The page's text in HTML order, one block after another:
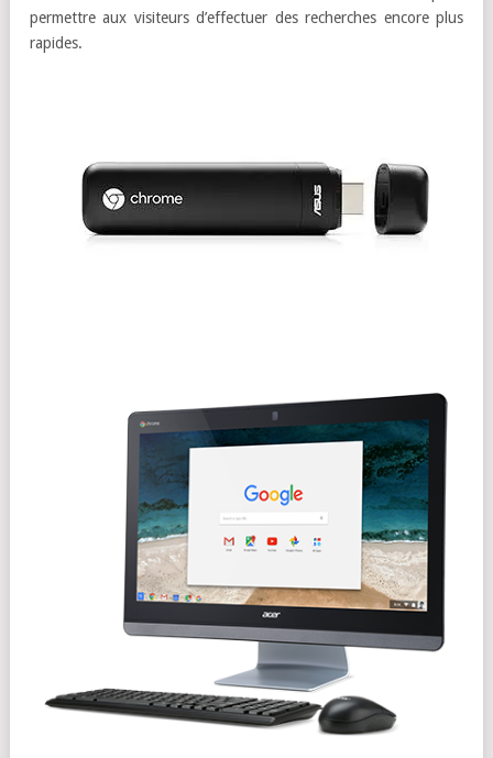
permettre aux visiteurs d’effectuer des recherches encore plus
rapides.